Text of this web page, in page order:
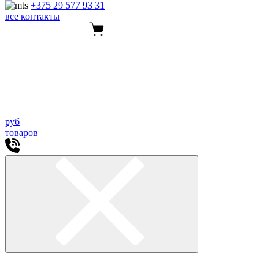
+375 29 577 93 31
все контакты
руб
товаров